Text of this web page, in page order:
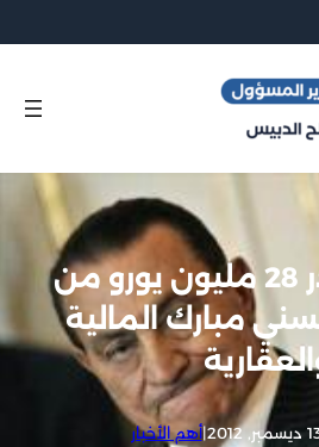
اسبانيا تصادر 28 مليون يورو من
مبارك المالية
|أهم الأخبار